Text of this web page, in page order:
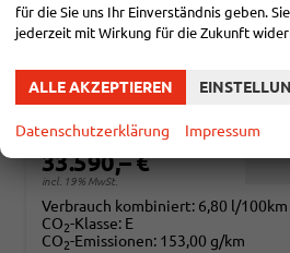
sofort lieferbar Neuwagen mit
Kraftstoff Benzin Außenfarbe
Leistung 116 kW (158 PS)
04.04.2026
33.590,– €
incl. 19% MwSt.
Verbrauch kombiniert: 6,80 l/100km
CO2-Klasse: E
CO2-Emissionen: 153,00 g/km
für die Sie uns Ihr Einverständnis geben.
jederzeit mit Wirkung für die Zukunft
ALLE AKZEPTIEREN
Datenschutzerklärung Impressum